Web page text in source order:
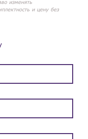
изменять
и цену без